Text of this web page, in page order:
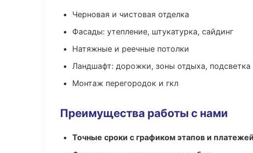
Черновая и чистовая отделка
Фасады: утепление, штукатурка, сайдинг
Натяжные и реечные потолки
Ландшафт: дорожки, зоны отдыха, подсветка
Монтаж перегородок и гкл
Преимущества работы с нами
Точные сроки с графиком этапов и платежей